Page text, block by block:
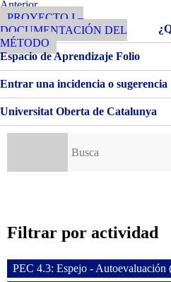
Navegación
de
entradas
Entrada
Anterior
Anterior
PROYECTO I –
DOCUMENTACIÓN DEL
MÉTODO
Espacio de Aprendizaje Folio
Entrar una incidencia o sugerencia
Universitat Oberta de Catalunya
Filtrar por actividad
PEC 4.3: Espejo - Autoevaluación